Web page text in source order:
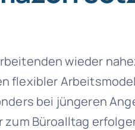
wieder
flexibler
bei jüngeren
Büroalltag